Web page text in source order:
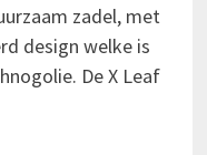
zadel, met
design welke is
De X Leaf